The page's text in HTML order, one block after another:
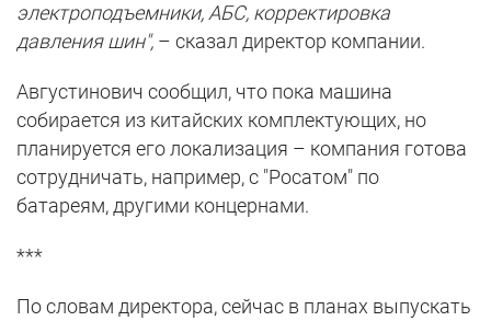
электроподъемники, АБС, корректировка
давления шин", – сказал директор компании.
Августинович сообщил, что пока машина
собирается из китайских комплектующих, но
планируется его локализация – компания готова
сотрудничать, например, с "Росатом" по
батареям, другими концернами.
***
По словам директора, сейчас в планах выпускать